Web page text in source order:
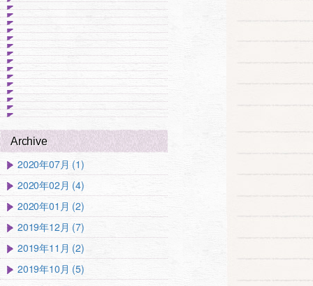
Archive
2020年07月 (1)
2020年02月 (4)
2020年01月 (2)
2019年12月 (7)
2019年11月 (2)
2019年10月 (5)